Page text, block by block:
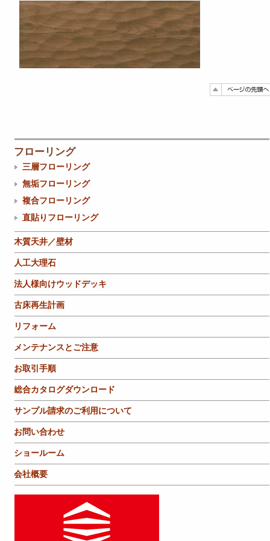
フローリング
三層フローリング
無垢フローリング
複合フローリング
直貼りフローリング
木質天井／壁材
人工大理石
法人様向けウッドデッキ
古床再生計画
リフォーム
メンテナンスとご注意
お取引手順
総合カタログダウンロード
サンプル請求のご利用について
お問い合わせ
ショールーム
会社概要